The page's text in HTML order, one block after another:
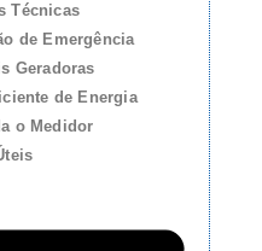
Técnicas
de Emergência
Geradoras
de Energia
o Medidor